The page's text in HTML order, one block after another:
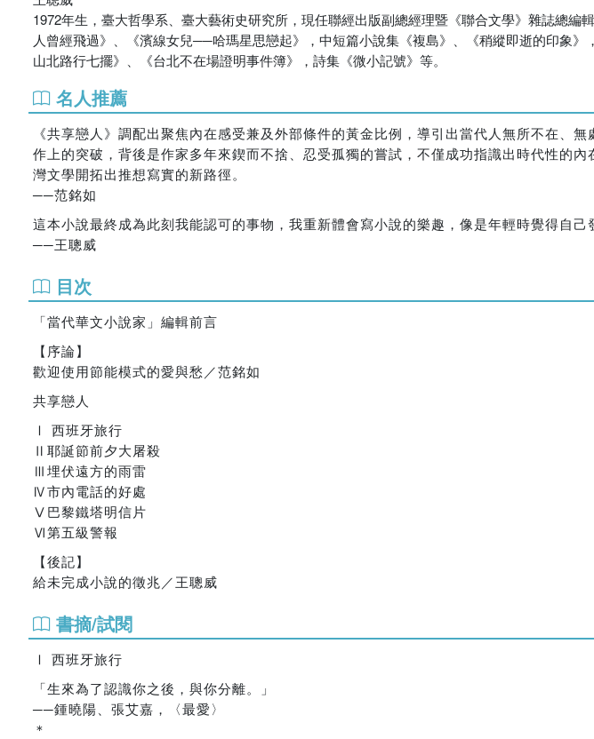
1972年生，臺大哲學系、臺大藝術史研究所，現任聯經出版副總經理暨《聯合文學》雜誌總
人曾經飛過》、《濱線女兒──哈瑪星思戀起》，中短篇小說集《複島》、《稍縱即逝的印象
山北路行七擺》、《台北不在場證明事件簿》，詩集《微小記號》等。
名人推薦
《共享戀人》調配出聚焦內在感受兼及外部條件的黃金比例，導引出當代人無所不在、
作上的突破，背後是作家多年來鍥而不捨、忍受孤獨的嘗試，不僅成功指識出時代性的
灣文學開拓出推想寫實的新路徑。
──范銘如
這本小說最終成為此刻我能認可的事物，我重新體會寫小說的樂趣，像是年輕時覺得自己
──王聰威
目次
「當代華文小說家」編輯前言
【序論】
歡迎使用節能模式的愛與愁／范銘如
共享戀人
Ⅰ 西班牙旅行
Ⅱ耶誕節前夕大屠殺
Ⅲ埋伏遠方的雨雷
Ⅳ市內電話的好處
Ⅴ巴黎鐵塔明信片
Ⅵ第五級警報
【後記】
給未完成小說的徵兆／王聰威
書摘/試閱
Ⅰ 西班牙旅行
「生來為了認識你之後，與你分離。」
──鍾曉陽、張艾嘉，〈最愛〉
＊